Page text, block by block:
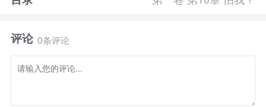
“老公”给绿了！当晚她就睡了绝美妖孽男，可谁知那
竟是她老公！？人前他是晏教授，人后他真是
评论 0条评论